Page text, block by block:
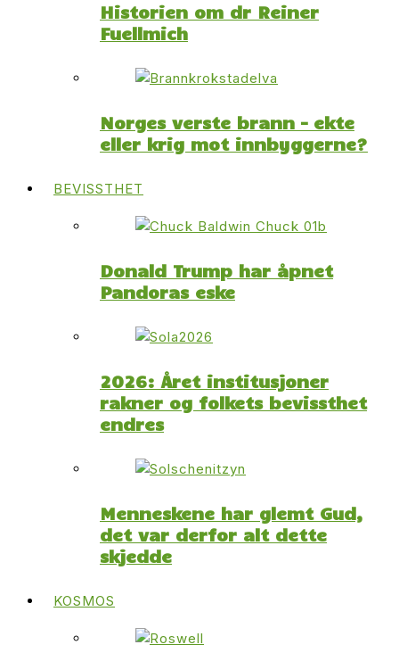
Historien om dr Reiner
Fuellmich
Norges verste brann – ekte
eller krig mot innbyggerne?
BEVISSTHET
Donald Trump har åpnet
Pandoras eske
2026: Året institusjoner
rakner og folkets bevissthet
endres
Menneskene har glemt Gud,
det var derfor alt dette
skjedde
KOSMOS